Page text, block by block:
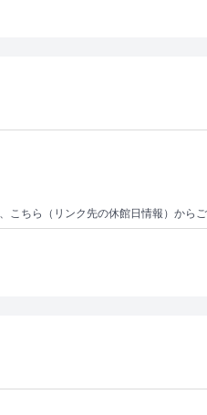
こちら（リンク先の休館日情報）か